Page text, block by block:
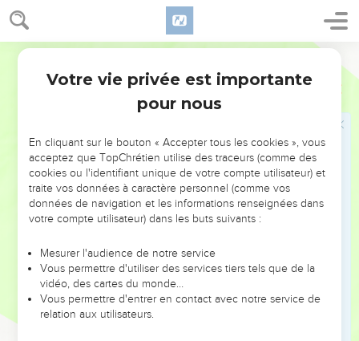
Habacuc 3
14 Tu perces la tête des chefs ennemis avec leurs propres
épieux. Semblables à un ouragan, ils se précipitaient pour
massacrer en secret leurs victimes.
Tu parcours la mer avec tes chevaux dans un
J’entends tout ce tumulte et je suis profondément
bouleversé : mes lèvres frémissent de crainte, mon corps est
paralysé, mes jambes se dérobent sous moi. En silence
j’attends le jour de la détresse, pour aller attaquer le peuple
qui nous opprime.
Les figuiers ne portent plus de fruits, les vignes ne
donnent pas de raisins, les oliviers ne produisent rien, les
champs ne fournissent aucune récolte ; il n’y a plus de
moutons dans les enclos, plus de bœufs dans les étables.
Votre vie privée est importante
pour nous
En cliquant sur le bouton « Accepter tous les cookies », vous
acceptez que TopChrétien utilise des traceurs (comme des
cookies ou l'identifiant unique de votre compte utilisateur) et
traite vos données à caractère personnel (comme vos
données de navigation et les informations renseignées dans
votre compte utilisateur) dans les buts suivants :
Mesurer l'audience de notre service
Vous permettre d'utiliser des services tiers tels que de la
vidéo, des cartes du monde…
Vous permettre d'entrer en contact avec notre service de
relation aux utilisateurs.